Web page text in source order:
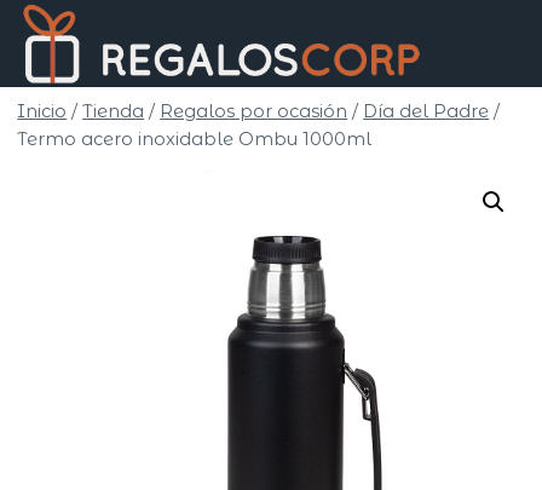
Saltar
contenido
Inicio / Tienda / Regalos por ocasión / Día del Padre /
Termo acero inoxidable Ombu 1000ml